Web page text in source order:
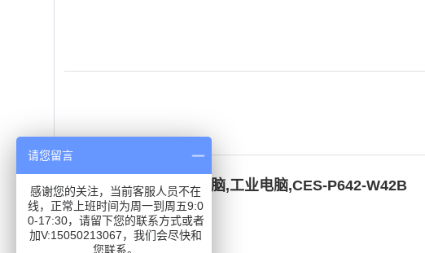
关键词：嵌入式工业电脑,工业电脑,CES-P642-W42B
在线询价
请您留言
感谢您的关注，当前客服人员不在
线，正常上班时间为周一到周五9:0
0-17:30，请留下您的联系方式或者
加V:15050213067，我们会尽快和
您联系。